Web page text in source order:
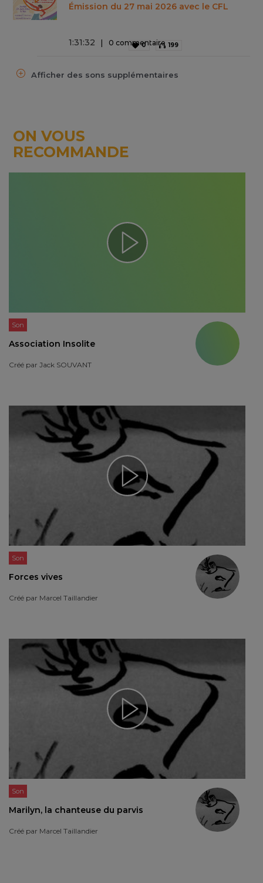
Émission du 27 mai 2026 avec le CFL
1:31:32 0 commentaire
0 199
Afficher des sons supplémentaires
ON VOUS
RECOMMANDE
Son
Association Insolite
Créé par Jack SOUVANT
Son
Forces vives
Créé par Marcel Taillandier
Son
Marilyn, la chanteuse du parvis
Créé par Marcel Taillandier